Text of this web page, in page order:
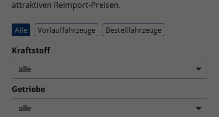
attraktiven Reimport-Preisen.
Alle Vorlauffahrzeuge Bestellfahrzeuge
Kraftstoff
Getriebe